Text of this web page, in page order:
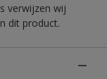
verwijzen wij
dit product.